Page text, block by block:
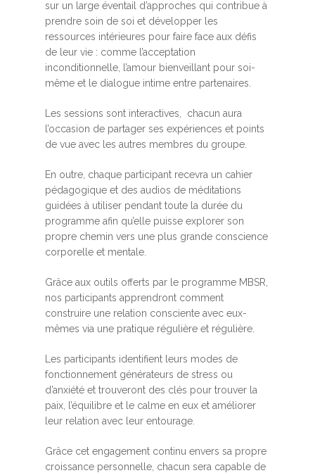
sur un large éventail d’approches qui contribue à
prendre soin de soi et développer les
ressources intérieures pour faire face aux défis
de leur vie : comme l’acceptation
inconditionnelle, l’amour bienveillant pour soi-
même et le dialogue intime entre partenaires.
Les sessions sont interactives, chacun aura
l’occasion de partager ses expériences et points
de vue avec les autres membres du groupe.
En outre, chaque participant recevra un cahier
pédagogique et des audios de méditations
guidées à utiliser pendant toute la durée du
programme afin qu’elle puisse explorer son
propre chemin vers une plus grande conscience
corporelle et mentale.
Grâce aux outils offerts par le programme MBSR,
nos participants apprendront comment
construire une relation consciente avec eux-
mêmes via une pratique régulière et régulière.
Les participants identifient leurs modes de
fonctionnement générateurs de stress ou
d’anxiété et trouveront des clés pour trouver la
paix, l’équilibre et le calme en eux et améliorer
leur relation avec leur entourage.
Grâce cet engagement continu envers sa propre
croissance personnelle, chacun sera capable de